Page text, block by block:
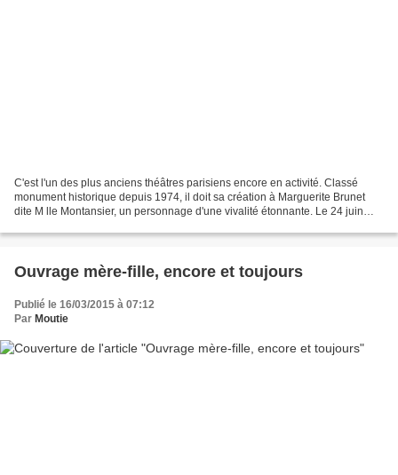
C'est l'un des plus anciens théâtres parisiens encore en activité. Classé
monument historique depuis 1974, il doit sa création à Marguerite Brunet
dite M lle Montansier, un personnage d'une vivalité étonnante. Le 24 juin
Ouvrage mère-fille, encore et toujours
Publié le 16/03/2015 à 07:12
Par Moutie